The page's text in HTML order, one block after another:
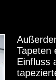
Tapeten
Einfluss